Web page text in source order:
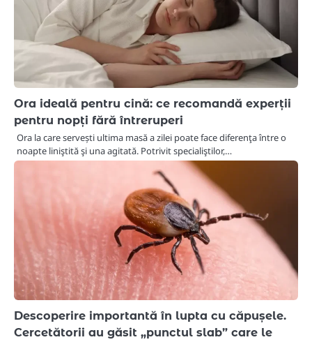
Ora ideală pentru cină: ce recomandă experții
pentru nopți fără întreruperi
Ora la care servești ultima masă a zilei poate face diferenţa între o
noapte liniştită şi una agitată. Potrivit specialiştilor,…
Descoperire importantă în lupta cu căpușele.
Cercetătorii au găsit „punctul slab” care le